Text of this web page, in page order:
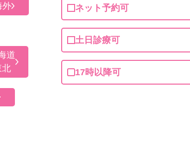
道
北
外 ネット予約可
土日診療可
17時以降可